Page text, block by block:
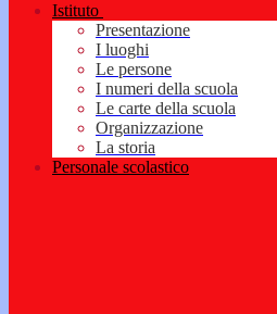
Istituto
Presentazione
I luoghi
Le persone
I numeri della scuola
Le carte della scuola
Organizzazione
La storia
Personale scolastico